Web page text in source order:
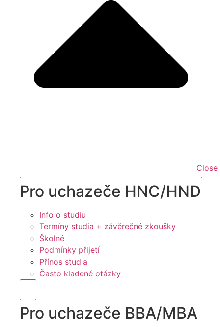
Pro uchazeče HNC/HND
Info o studiu
Termíny studia + závěrečné zkoušky
Školné
Podmínky přijetí
Přínos studia
Často kladené otázky
Pro uchazeče BBA/MBA